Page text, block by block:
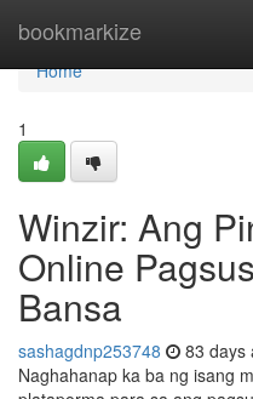
bookmarkize
Home
Home
1
Winzir: Ang
Online
Bansa
sashagdnp253748 83 days
Naghahanap ka ba ng isang